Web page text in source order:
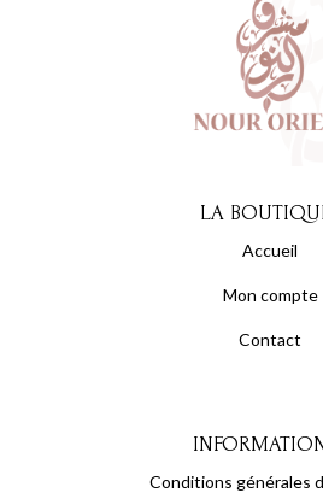
LA
Accueil
Mon compte
Contact
Conditions générales